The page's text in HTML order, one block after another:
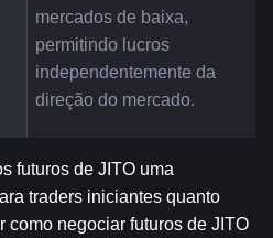
mercados de baixa,
permitindo lucros
independentemente da
direção do mercado.
futuros de JITO uma
traders iniciantes quanto
como negociar futuros de JITO